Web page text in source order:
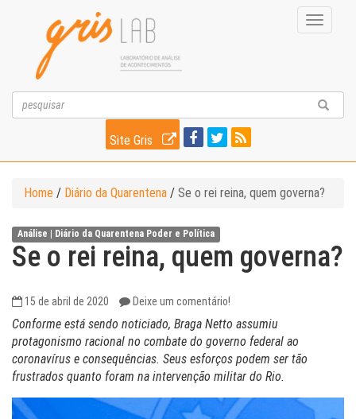
Toggle
Site Gris
Home / Diário da Quarentena / Se o rei reina, quem governa?
Análise | Diário da Quarentena Poder e Política
Se o rei reina, quem governa?
15 de abril de 2020 Deixe um comentário!
Conforme está sendo noticiado, Braga Netto assumiu
protagonismo racional no combate do governo federal ao
coronavírus e consequências. Seus esforços podem ser tão
frustrados quanto foram na intervenção militar do Rio.